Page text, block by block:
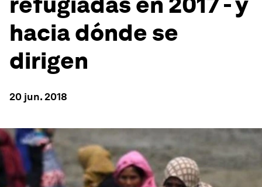
hacia dónde se
dirigen
20 jun. 2018